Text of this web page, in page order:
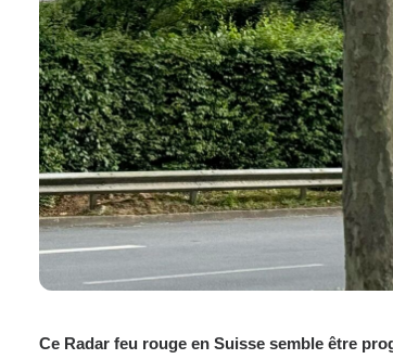
Ce Radar feu rouge en Suisse semble être